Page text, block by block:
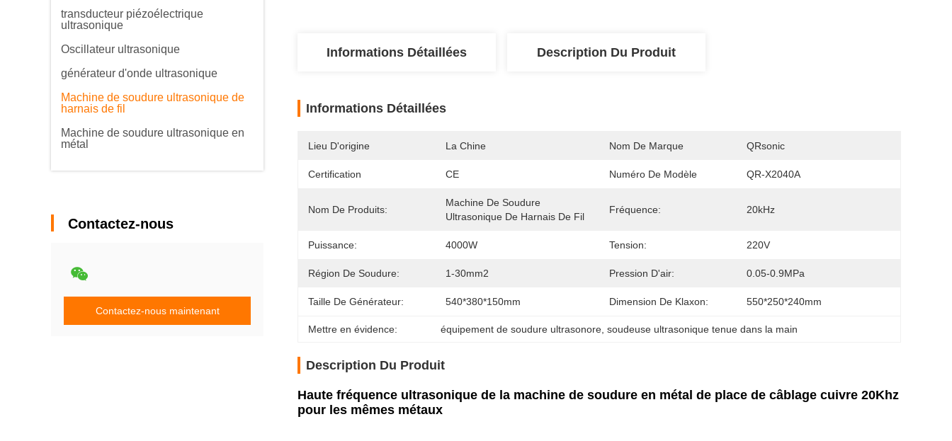
transducteur piézoélectrique
ultrasonique
Oscillateur ultrasonique
générateur d'onde ultrasonique
Machine de soudure ultrasonique de
harnais de fil
Machine de soudure ultrasonique en
métal
Contactez-nous
Contactez-nous maintenant
Informations Détaillées Description Du Produit
Informations Détaillées
Lieu D'origine La Chine Nom De Marque QRsonic
Certification CE Numéro De Modèle QR-X2040A
Nom De Produits:
Machine De Soudure
Ultrasonique De Harnais De Fil
Fréquence: 20kHz
Puissance: 4000W Tension: 220V
Région De Soudure: 1-30mm2 Pression D'air: 0.05-0.9MPa
Taille De Générateur: 540*380*150mm Dimension De Klaxon: 550*250*240mm
Mettre en évidence: équipement de soudure ultrasonore , soudeuse ultrasonique tenue dans la main
Description Du Produit
Haute fréquence ultrasonique de la machine de soudure en métal de place de câblage cuivre 20Khz
pour les mêmes métaux